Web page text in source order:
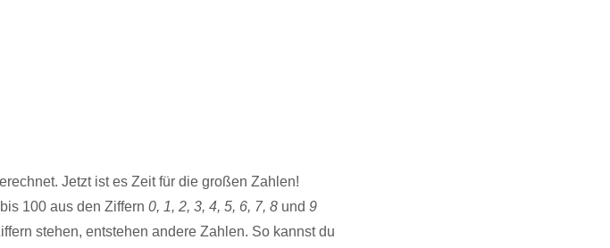
Jetzt ist es Zeit für die großen Zahlen!
100 aus den Ziffern0, 1, 2, 3, 4, 5, 6, 7, 8 und9
stehen, entstehen andere Zahlen. So kannst du